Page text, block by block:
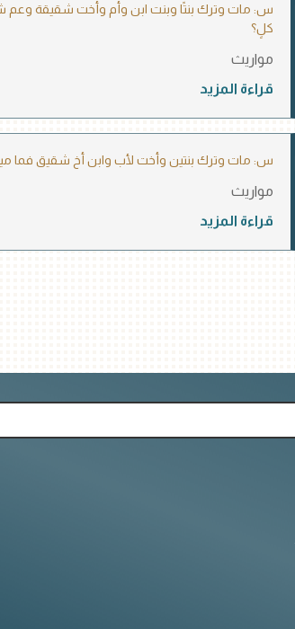
س: مات وترك بنتًا وبنت ابن وأم وأخت شقيقة وعم
كلٍ؟
مواريث
قراءة المزيد
س: مات وترك بنتين وأخت لأب وابن أخ شقيق فما
مواريث
قراءة المزيد